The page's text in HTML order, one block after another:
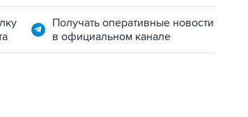
Получать оперативные новости
в официальном канале